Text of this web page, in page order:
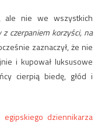
ale nie we wszystkich
czerpaniem korzyści, na
zaznaczył, że nie
i kupował luksusowe
cierpią biedę, głód i
egipskiego dziennikarza